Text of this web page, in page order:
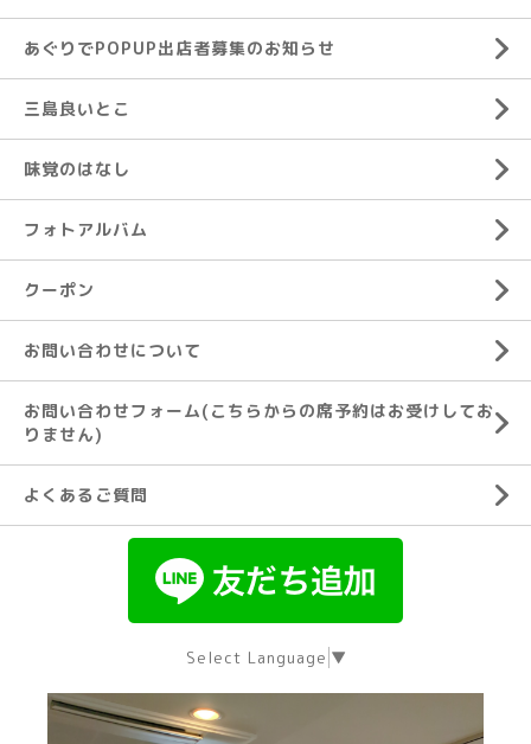
あぐりでPOPUP出店者募集のお知らせ
三島良いとこ
味覚のはなし
フォトアルバム
クーポン
お問い合わせについて
お問い合わせフォーム(こちらからの席予約はお受けしてお
りません)
よくあるご質問
Select Language ▼